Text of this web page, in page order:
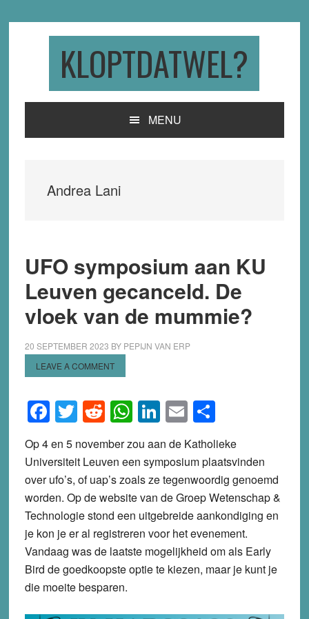
KLOPTDATWEL?
MENU
Andrea Lani
UFO symposium aan KU
Leuven gecanceld. De
vloek van de mummie?
20 SEPTEMBER 2023 BY PEPIJN VAN ERP
LEAVE A COMMENT
Facebook
Twitter
Reddit
WhatsApp
LinkedIn
EmailShare
Op 4 en 5 november zou aan de Katholieke
Universiteit Leuven een symposium plaatsvinden
over ufo’s, of uap’s zoals ze tegenwoordig genoemd
worden. Op de website van de Groep Wetenschap &
Technologie stond een uitgebreide aankondiging en
je kon je er al registreren voor het evenement.
Vandaag was de laatste mogelijkheid om als Early
Bird de goedkoopste optie te kiezen, maar je kunt je
die moeite besparen.